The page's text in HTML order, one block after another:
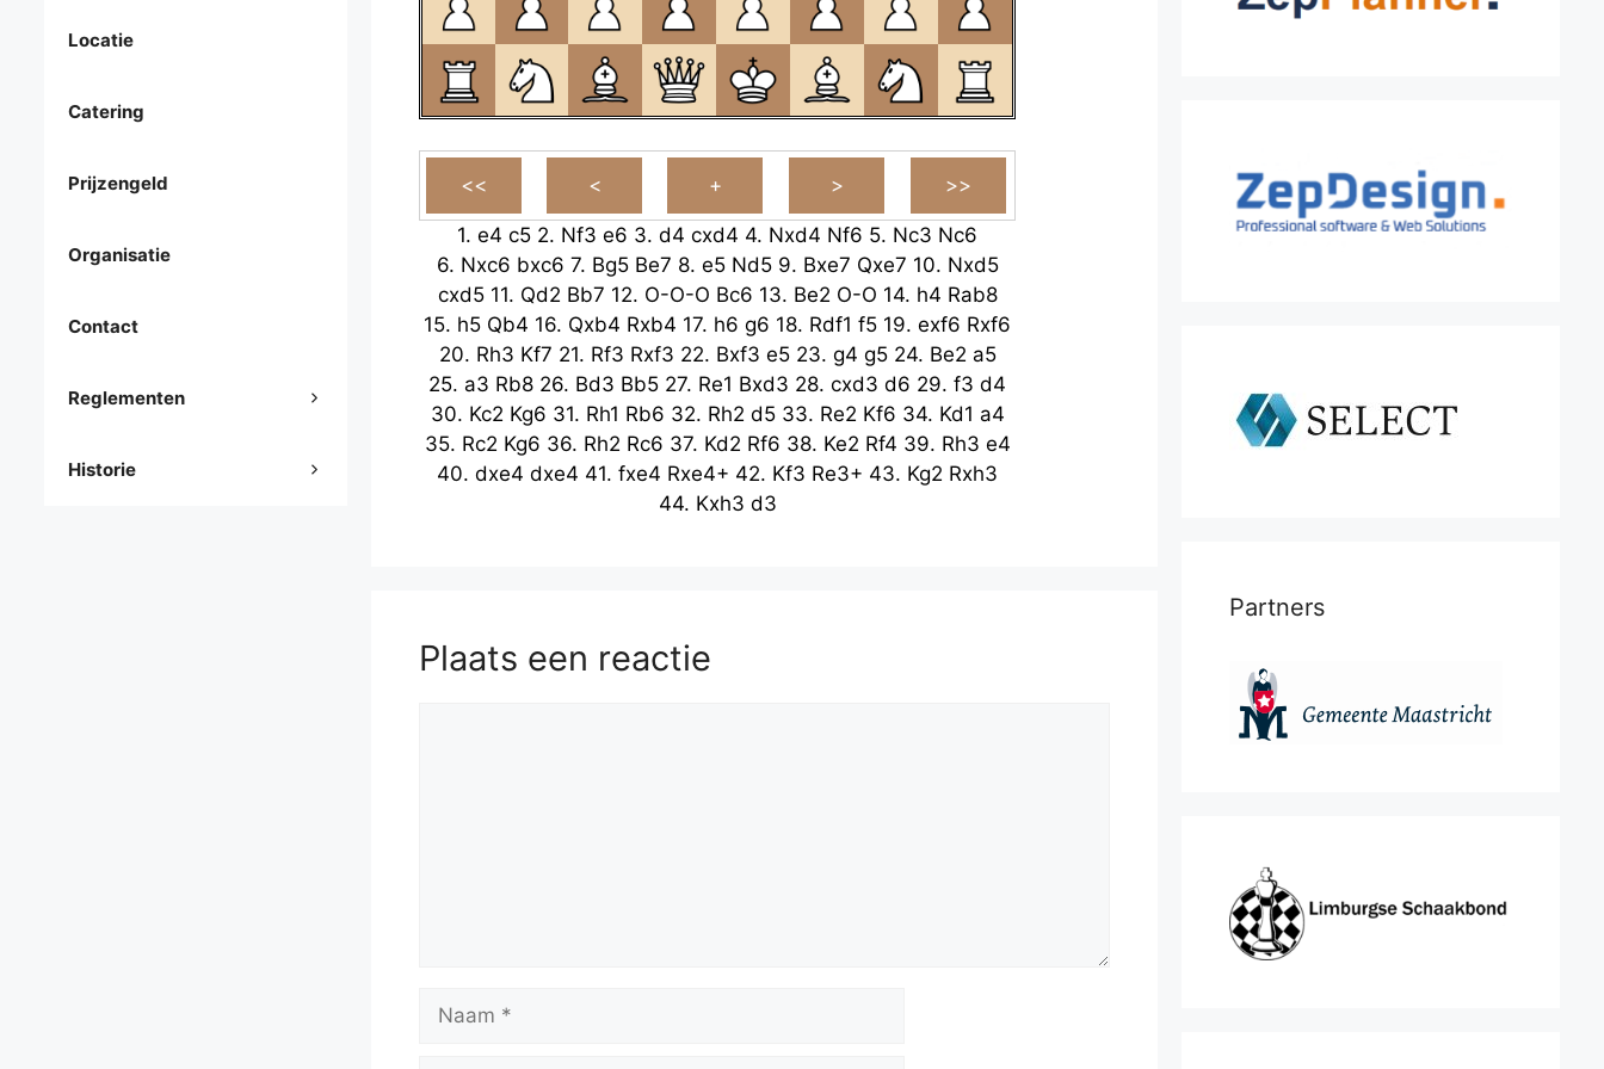
1. e4 c5 2. Nf3 e6 3. d4 cxd4 4. Nxd4 Nf6 5. Nc3 Nc6
6. Nxc6 bxc6 7. Bg5 Be7 8. e5 Nd5 9. Bxe7 Qxe7 10. Nxd5
cxd5 11. Qd2 Bb7 12. O-O-O Bc6 13. Be2 O-O 14. h4 Rab8
15. h5 Qb4 16. Qxb4 Rxb4 17. h6 g6 18. Rdf1 f5 19. exf6 Rxf6
20. Rh3 Kf7 21. Rf3 Rxf3 22. Bxf3 e5 23. g4 g5 24. Be2 a5
25. a3 Rb8 26. Bd3 Bb5 27. Re1 Bxd3 28. cxd3 d6 29. f3 d4
30. Kc2 Kg6 31. Rh1 Rb6 32. Rh2 d5 33. Re2 Kf6 34. Kd1 a4
35. Rc2 Kg6 36. Rh2 Rc6 37. Kd2 Rf6 38. Ke2 Rf4 39. Rh3 e4
40. dxe4 dxe4 41. fxe4 Rxe4+ 42. Kf3 Re3+ 43. Kg2 Rxh3
44. Kxh3 d3
Plaats een reactie
Locatie
Catering
Prijzengeld
Organisatie
Contact
Reglementen
Historie
Partners